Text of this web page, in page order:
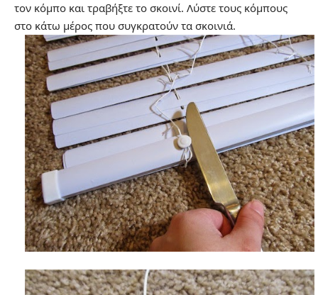
τον κόμπο και τραβήξτε το σκοινί. Λύστε τους κόμπους
στο κάτω μέρος που συγκρατούν τα σκοινιά.